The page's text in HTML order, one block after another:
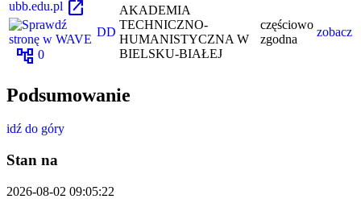
ubb.edu.pl open_in_new
account_tree 0
DD
AKADEMIA
TECHNICZNO-
HUMANISTYCZNA W
BIELSKU-BIAŁEJ
częściowo
zgodna
zobacz
Podsumowanie
idź do góry
Stan na
2026-08-02 09:05:22